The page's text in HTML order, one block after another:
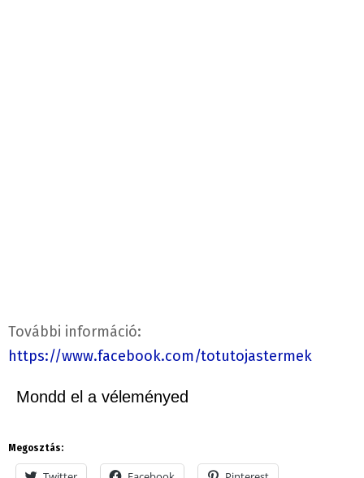
További információ:
https://www.facebook.com/totutojastermek
Mondd el a véleményed
Megosztás: